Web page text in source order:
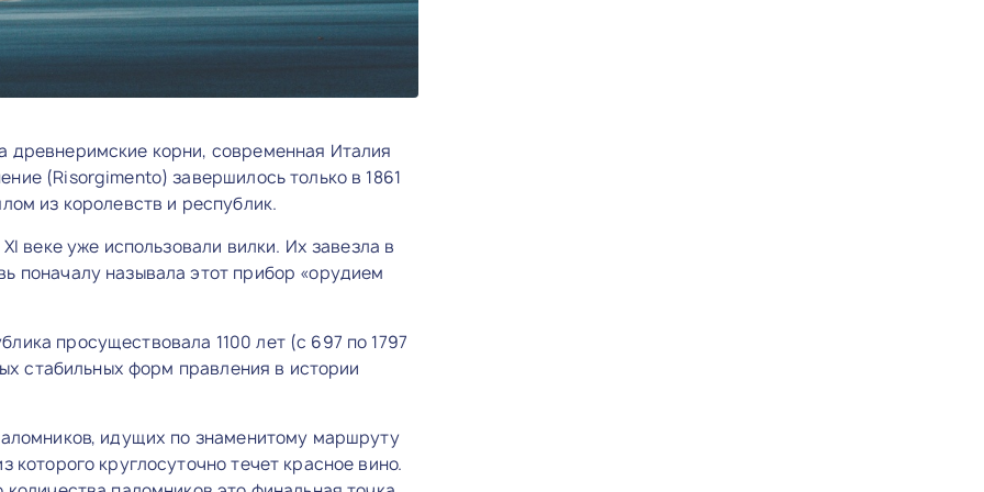
корни, современная Италия
(Risorgimento) завершилось только в 1861
из королевств и республик.
веке уже использовали вилки. Их завезла в
поначалу называла этот прибор «орудием
просуществовала 1100 лет (с 697 по 1797
стабильных форм правления в истории
идущих по знаменитому маршруту
которого круглосуточно течет красное вино.